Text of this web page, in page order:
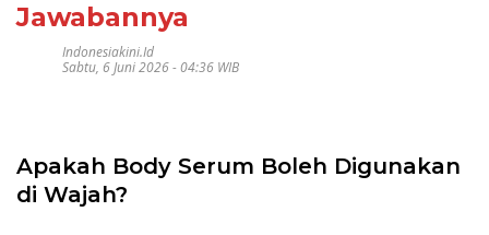
Jawabannya
Indonesiakini.id
Sabtu, 6 Juni 2026 - 04:36 WIB
Apakah Body Serum Boleh Digunakan
di Wajah?